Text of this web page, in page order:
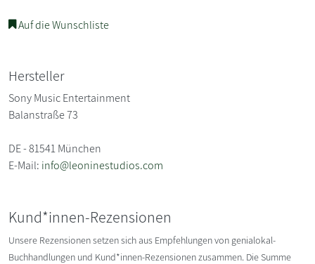
Auf die Wunschliste
Hersteller
Sony Music Entertainment
Balanstraße 73
DE - 81541 München
E-Mail: info@leoninestudios.com
Kund*innen-Rezensionen
Unsere Rezensionen setzen sich aus Empfehlungen von genialokal-
Buchhandlungen und Kund*innen-Rezensionen zusammen. Die Summe